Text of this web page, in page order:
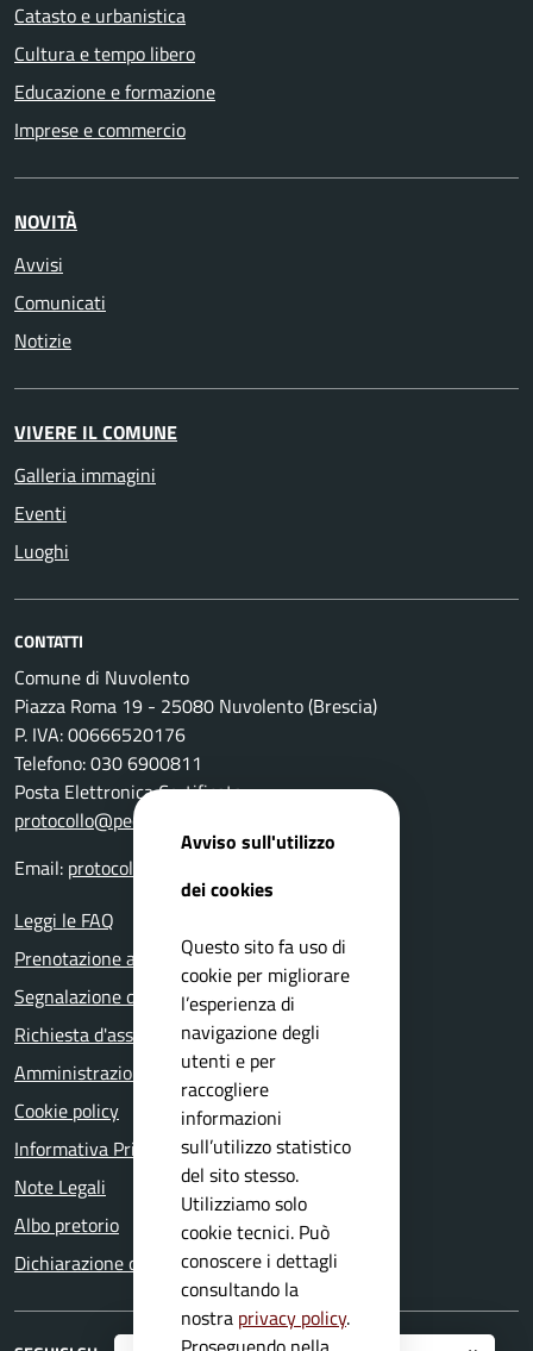
Catasto e urbanistica
Cultura e tempo libero
Educazione e formazione
Imprese e commercio
NOVITÀ
Avvisi
Comunicati
Notizie
VIVERE IL COMUNE
Galleria immagini
Eventi
Luoghi
CONTATTI
Comune di Nuvolento
Piazza Roma 19 - 25080 Nuvolento (Brescia)
P. IVA: 00666520176
Telefono: 030 6900811
Posta Elettronica Certificata:
protocollo@pec.comune.nuvolento.bs.it
Email: protocollo@comune.nuvolento.bs.it
Leggi le FAQ
Prenotazione appuntamento
Segnalazione disservizio
Richiesta d'assistenza
Amministrazione trasparente
Cookie policy
Informativa Privacy
Note Legali
Albo pretorio
Dichiarazione di accessibilità
Avviso sull'utilizzo
dei cookies
Questo sito fa uso di
cookie per migliorare
l’esperienza di
navigazione degli
utenti e per
raccogliere
informazioni
sull’utilizzo statistico
del sito stesso.
Utilizziamo solo
cookie tecnici. Può
conoscere i dettagli
consultando la
nostra privacy policy.